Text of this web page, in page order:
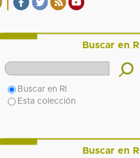
Buscar en RI
Buscar en RI
Esta colección
Buscar en RI